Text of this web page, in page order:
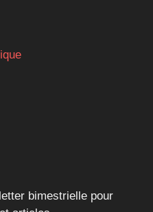
bimestrielle pour